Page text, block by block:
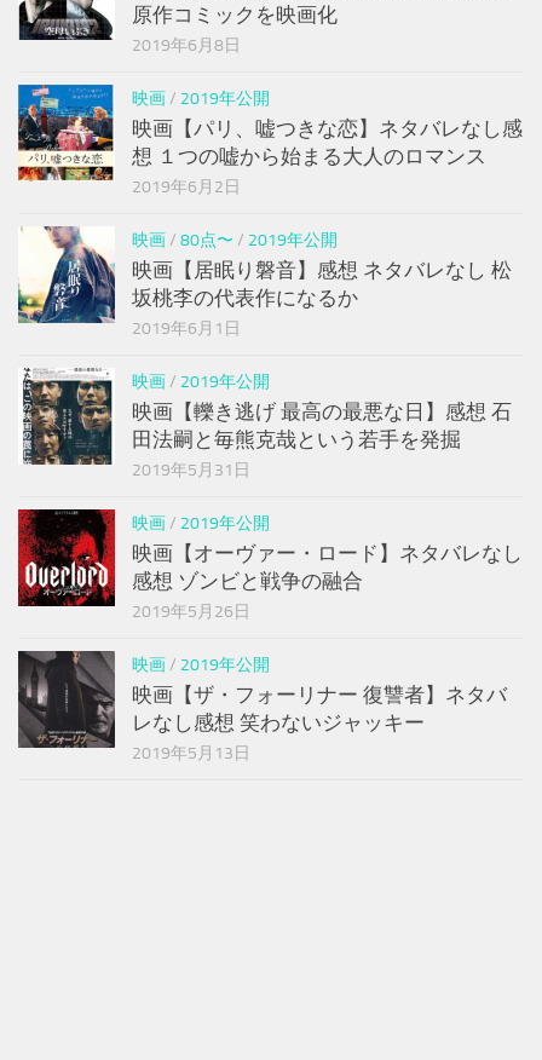
原作コミックを映画化
2019年6月8日
映画/ 2019年公開
映画【パリ、嘘つきな恋】ネタバレなし感
想 １つの嘘から始まる大人のロマンス
2019年6月2日
映画/ 80点〜 / 2019年公開
映画【居眠り磐音】感想 ネタバレなし 松
坂桃李の代表作になるか
2019年6月1日
映画/ 2019年公開
映画【轢き逃げ 最高の最悪な日】感想 石
田法嗣と毎熊克哉という若手を発掘
2019年5月31日
映画/ 2019年公開
映画【オーヴァー・ロード】ネタバレなし
感想 ゾンビと戦争の融合
2019年5月26日
映画/ 2019年公開
映画【ザ・フォーリナー 復讐者】ネタバ
レなし感想 笑わないジャッキー
2019年5月13日